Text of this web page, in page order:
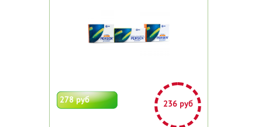
278 руб 236 руб